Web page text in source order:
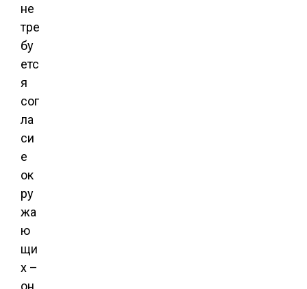
не
тре
бу
етс
я
сог
ла
си
е
ок
ру
жа
ю
щи
х –
он